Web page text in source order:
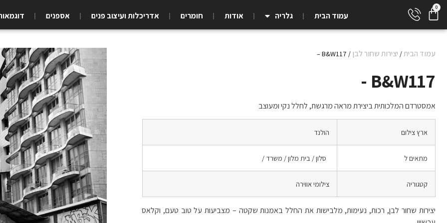
עמוד הבית גלריה אודות חומרים אדריכלות ועיצוב פנים אספנים
עמוד הבית/ יצירות שחור לבן / B&W117 –
B&W117 -
אמסטרדם המלכותית ביצירת מראה מרגשת, לחלל נקי ומעוצב
ארץ צילום הולנד
מתאים ל סלון / בית מלון / משרד /
קטגוריה צילומי אווירה
יצירות שחור לבן, רכות, נעימות, מלבישות את החלל באמנות שקטה – מצביעות על טוב טעם, וקלאס